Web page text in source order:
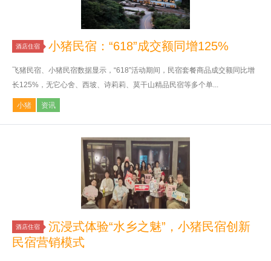
酒店住宿 小猪民宿：“618”成交额同增125%
飞猪民宿、小猪民宿数据显示，“618”活动期间，民宿套餐商品成交额同比增
长125%，无它心舍、西坡、诗莉莉、莫干山精品民宿等多个单...
小猪 资讯
酒店住宿
沉浸式体验“水乡之魅”，小猪民宿创新
民宿营销模式